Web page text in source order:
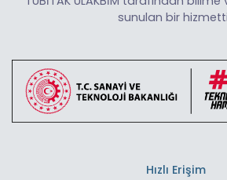
sunulan bir
Hızlı Erişim